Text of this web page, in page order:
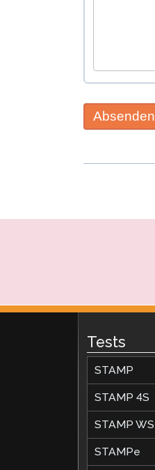
Absenden
Tests
STAMP
STAMP 4S
STAMP WS
STAMPe